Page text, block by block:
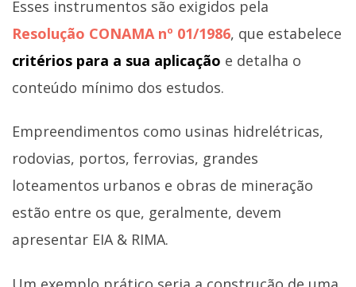
Esses instrumentos são exigidos pela
Resolução CONAMA nº 01/1986, que estabelece
critérios para a sua aplicação e detalha o
conteúdo mínimo dos estudos.
Empreendimentos como usinas hidrelétricas,
rodovias, portos, ferrovias, grandes
loteamentos urbanos e obras de mineração
estão entre os que, geralmente, devem
apresentar EIA & RIMA.